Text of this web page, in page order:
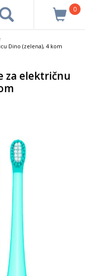
0
Dino (zelena), 4 kom
za električnu